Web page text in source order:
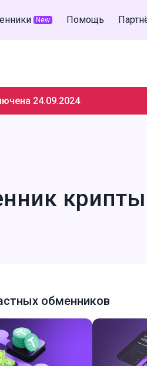
New Помощь
24.09.2024
крипты
обменников